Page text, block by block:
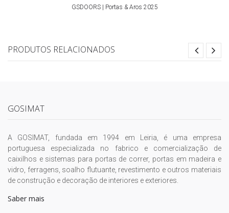
GSDOORS | Portas & Aros 2025
PRODUTOS RELACIONADOS
GOSIMAT
A GOSIMAT, fundada em 1994 em Leiria, é uma empresa
portuguesa especializada no fabrico e comercialização de
caixilhos e sistemas para portas de correr, portas em madeira e
vidro, ferragens, soalho flutuante, revestimento e outros materiais
de construção e decoração de interiores e exteriores.
Saber mais